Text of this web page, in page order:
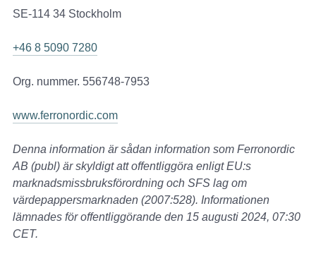
SE-114 34 Stockholm
+46 8 5090 7280
Org. nummer. 556748-7953
www.ferronordic.com
Denna information är sådan information som Ferronordic
AB (publ) är skyldigt att offentliggöra enligt EU:s
marknadsmissbruksförordning och SFS lag om
värdepappersmarknaden (2007:528). Informationen
lämnades för offentliggörande den 15 augusti 2024, 07:30
CET.